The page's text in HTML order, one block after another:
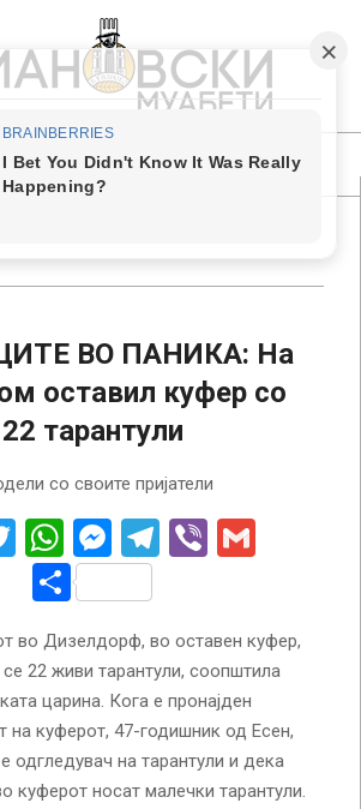
ВО ПАНИКА: На
оставил куфер со
22 тарантули
со своите пријатели
Twitter
WhatsApp
Messenger
Telegram
Viber
Share
во Дизелдорф, во оставен куфер,
се 22 живи тарантули, соопштила
царина. Кога е пронајден
на куферот, 47-годишник од Есен,
одгледувач на тарантули и дека
куферот носат малечки тарантули.